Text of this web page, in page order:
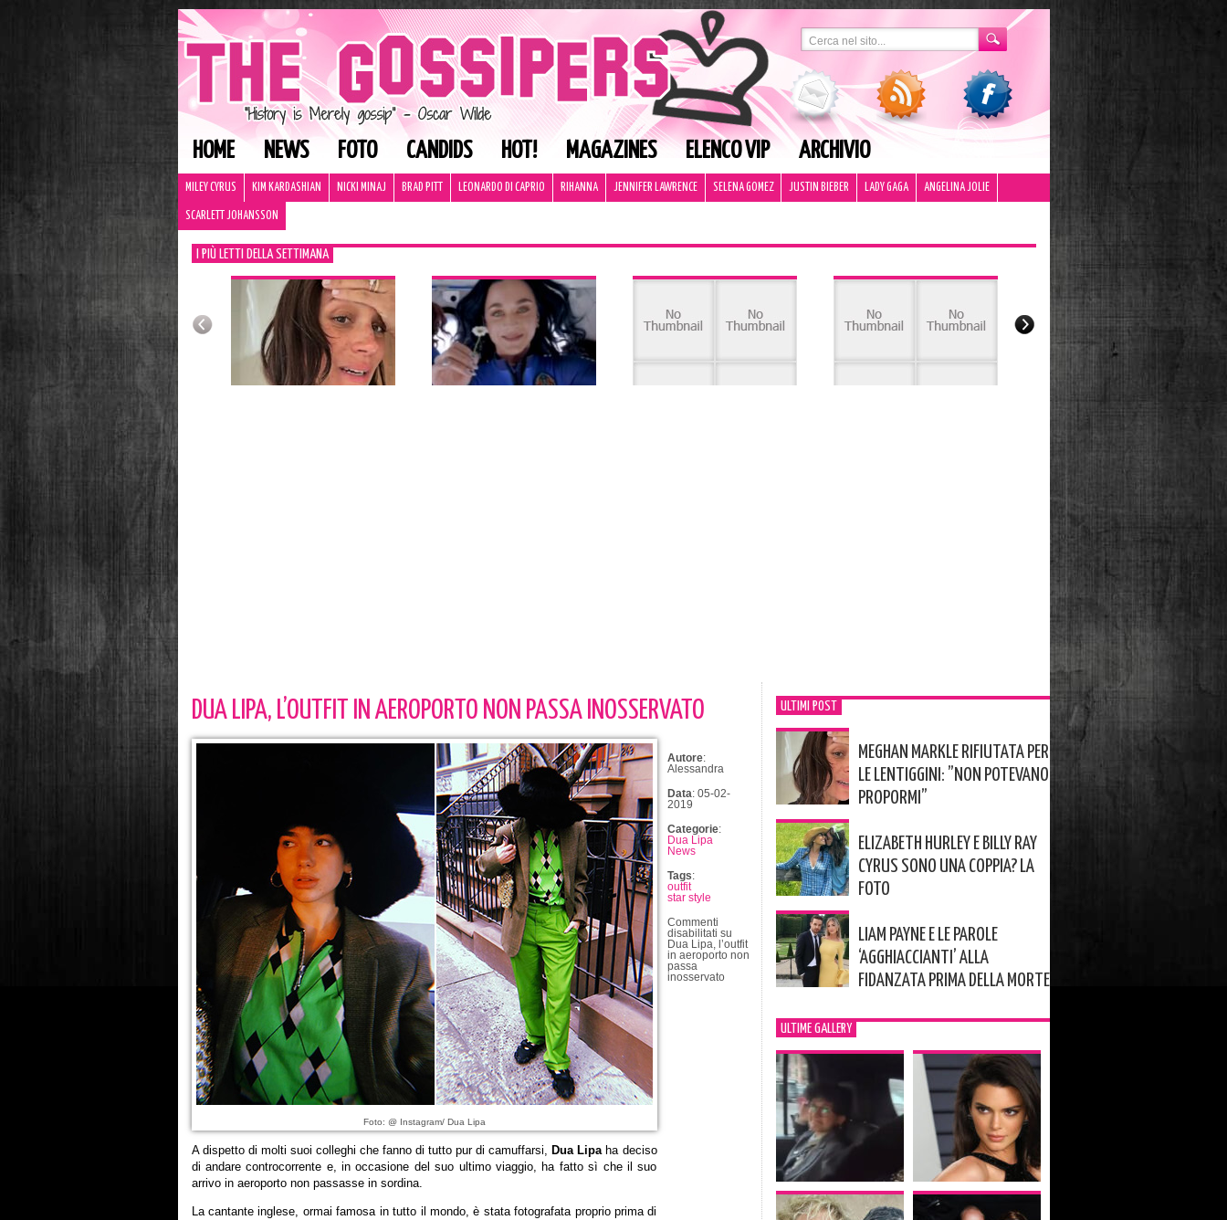
HOME NEWS FOTO CANDIDS HOT! MAGAZINES ELENCO VIP ARCHIVIO
MILEY CYRUS KIM KARDASHIAN NICKI MINAJ BRAD PITT LEONARDO DI CAPRIO RIHANNA JENNIFER LAWRENCE SELENA GOMEZ JUSTIN BIEBER LADY GAGA ANGELINA JOLIE
SCARLETT JOHANSSON
I PIÙ LETTI DELLA SETTIMANA
DUA LIPA, L’OUTFIT IN AEROPORTO NON PASSA INOSSERVATO
Foto: @ Instagram/ Dua Lipa
A dispetto di molti suoi colleghi che fanno di tutto pur di camuffarsi, Dua Lipaha deciso
di andare controcorrente e, in occasione del suo ultimo viaggio, ha fatto sì che il suo
arrivo in aeroporto non passasse in sordina.
La cantante inglese, ormai famosa in tutto il mondo, è stata fotografata proprio prima di
Autore:
Alessandra
Data: 05-02-
2019
Categorie:
Dua Lipa
News
Tags:
outfit
star style
Commenti
disabilitati su
Dua Lipa, l’outfit
in aeroporto non
passa
inosservato
ULTIMI POST
MEGHAN MARKLE RIFIUTATA PER
LE LENTIGGINI: ”NON POTEVANO
PROPORMI”
ELIZABETH HURLEY E BILLY RAY
CYRUS SONO UNA COPPIA? LA
FOTO
LIAM PAYNE E LE PAROLE
‘AGGHIACCIANTI’ ALLA
FIDANZATA PRIMA DELLA MORTE
ULTIME GALLERY